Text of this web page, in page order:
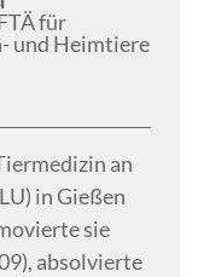
für
und Heimtiere
an
in Gießen
sie
absolvierte